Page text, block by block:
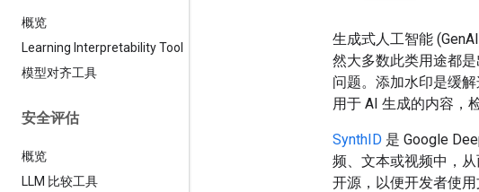
概览
Learning Interpretability Tool
模型对齐工具
安全评估
概览
LLM 比较工具
生成式人工智能
然大多数此类用途都
问题。添加水印是缓
用于 AI 生成的内容，
SynthID 是 Google
频、文本或视频中，
开源，以便开发者使